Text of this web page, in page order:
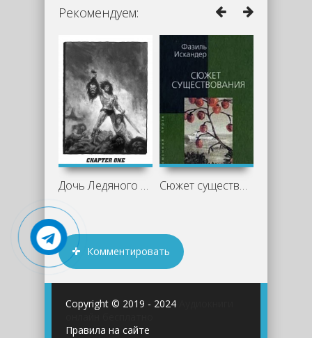
Рекомендуем:
Дочь Ледяного Гигант. Остров Черных Сюжет существования - Фазиль Искандер
Комментировать
Copyright © 2019 - 2024
Правила на сайте